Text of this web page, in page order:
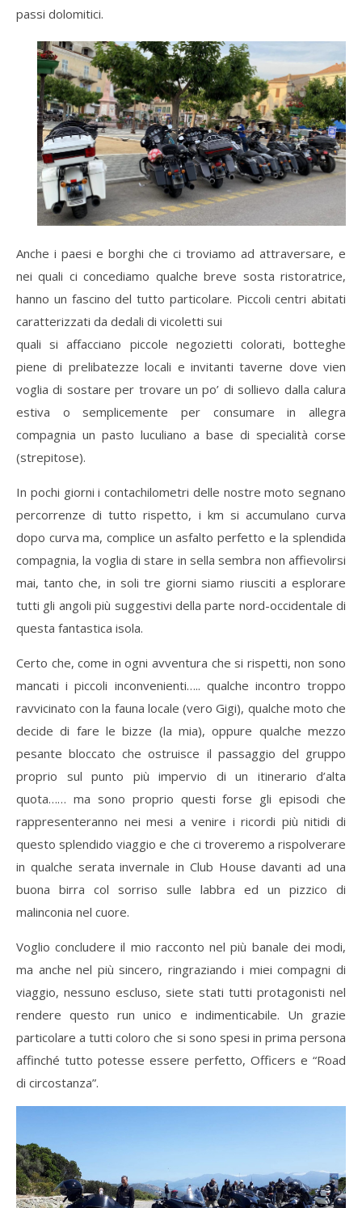
passi dolomitici.
Anche i paesi e borghi che ci troviamo ad attraversare, e
nei quali ci concediamo qualche breve sosta ristoratrice,
hanno un fascino del tutto particolare. Piccoli centri abitati
caratterizzati da dedali di vicoletti sui
quali si affacciano piccole negozietti colorati, botteghe
piene di prelibatezze locali e invitanti taverne dove vien
voglia di sostare per trovare un po’ di sollievo dalla calura
estiva o semplicemente per consumare in allegra
compagnia un pasto luculiano a base di specialità corse
(strepitose).
In pochi giorni i contachilometri delle nostre moto segnano
percorrenze di tutto rispetto, i km si accumulano curva
dopo curva ma, complice un asfalto perfetto e la splendida
compagnia, la voglia di stare in sella sembra non affievolirsi
mai, tanto che, in soli tre giorni siamo riusciti a esplorare
tutti gli angoli più suggestivi della parte nord-occidentale di
questa fantastica isola.
Certo che, come in ogni avventura che si rispetti, non sono
mancati i piccoli inconvenienti….. qualche incontro troppo
ravvicinato con la fauna locale (vero Gigi), qualche moto che
decide di fare le bizze (la mia), oppure qualche mezzo
pesante bloccato che ostruisce il passaggio del gruppo
proprio sul punto più impervio di un itinerario d’alta
quota…… ma sono proprio questi forse gli episodi che
rappresenteranno nei mesi a venire i ricordi più nitidi di
questo splendido viaggio e che ci troveremo a rispolverare
in qualche serata invernale in Club House davanti ad una
buona birra col sorriso sulle labbra ed un pizzico di
malinconia nel cuore.
Voglio concludere il mio racconto nel più banale dei modi,
ma anche nel più sincero, ringraziando i miei compagni di
viaggio, nessuno escluso, siete stati tutti protagonisti nel
rendere questo run unico e indimenticabile. Un grazie
particolare a tutti coloro che si sono spesi in prima persona
affinché tutto potesse essere perfetto, Officers e “Road
di circostanza”.